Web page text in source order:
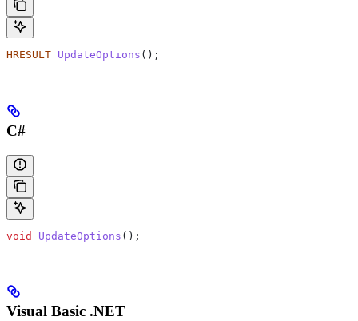
HRESULT UpdateOptions ();
C#
void UpdateOptions ();
Visual Basic .NET